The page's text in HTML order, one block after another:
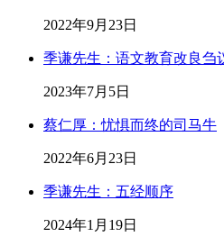
2022年9月23日
季谦先生：语文教育改良刍
2023年7月5日
蔡仁厚：忧惧而终的司马牛
2022年6月23日
季谦先生：五经顺序
2024年1月19日